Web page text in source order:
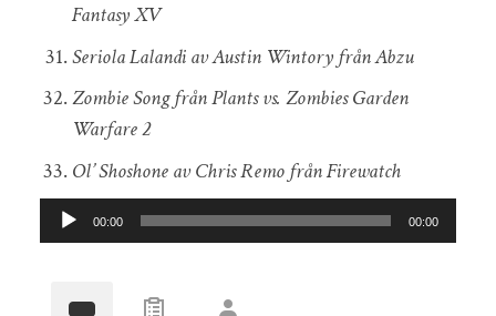
Fantasy XV
Seriola Lalandi av Austin Wintory från Abzu
Zombie Song från Plants vs. Zombies Garden
Warfare 2
Ol’ Shoshone av Chris Remo från Firewatch
Ljudspelare
00:00 00:00